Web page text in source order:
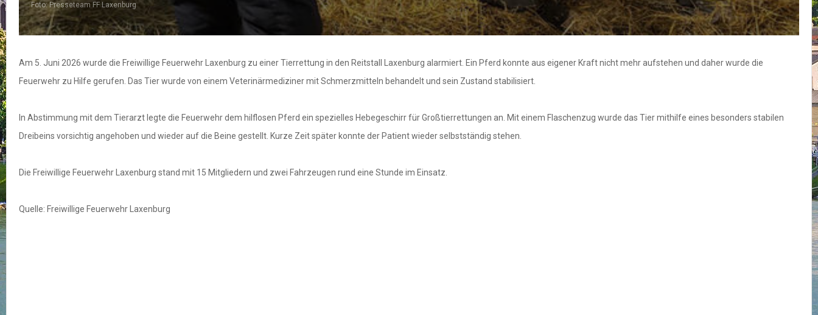
Foto: Presseteam FF Laxenburg
Am 5. Juni 2026 wurde die Freiwillige Feuerwehr Laxenburg zu einer Tierrettung in den Reitstall Laxenburg alarmiert. Ein Pferd konnte aus eigener Kraft nicht mehr aufstehen und daher wurde die
Feuerwehr zu Hilfe gerufen. Das Tier wurde von einem Veterinärmediziner mit Schmerzmitteln behandelt und sein Zustand stabilisiert.
In Abstimmung mit dem Tierarzt legte die Feuerwehr dem hilflosen Pferd ein spezielles Hebegeschirr für Großtierrettungen an. Mit einem Flaschenzug wurde das Tier mithilfe eines besonders stabilen
Dreibeins vorsichtig angehoben und wieder auf die Beine gestellt. Kurze Zeit später konnte der Patient wieder selbstständig stehen.
Die Freiwillige Feuerwehr Laxenburg stand mit 15 Mitgliedern und zwei Fahrzeugen rund eine Stunde im Einsatz.
Quelle: Freiwillige Feuerwehr Laxenburg